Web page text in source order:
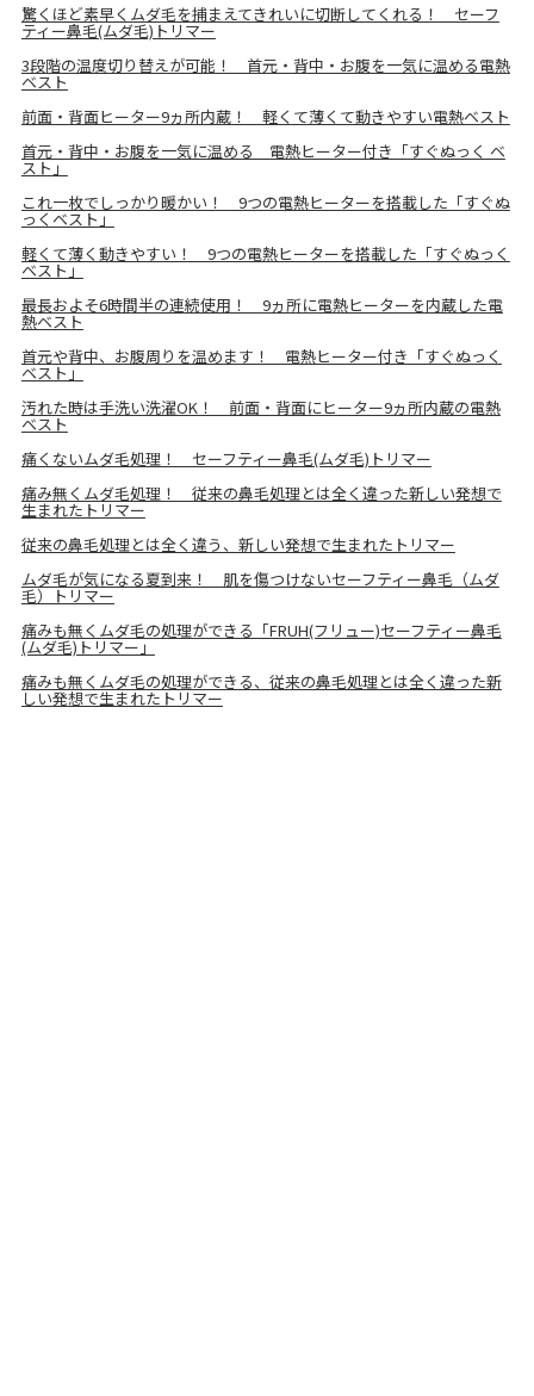
驚くほど素早くムダ毛を捕まえてきれいに切断してくれる！ セーフ
ティー鼻毛(ムダ毛)トリマー
3段階の温度切り替えが可能！ 首元・背中・お腹を一気に温める電熱
ベスト
前面・背面ヒーター9ヵ所内蔵！ 軽くて薄くて動きやすい電熱ベスト
首元・背中・お腹を一気に温める 電熱ヒーター付き「すぐぬっく ベ
スト」
これ一枚でしっかり暖かい！ 9つの電熱ヒーターを搭載した「すぐぬ
っくベスト」
軽くて薄く動きやすい！ 9つの電熱ヒーターを搭載した「すぐぬっく
ベスト」
最長およそ6時間半の連続使用！ 9ヵ所に電熱ヒーターを内蔵した電
熱ベスト
首元や背中、お腹周りを温めます！ 電熱ヒーター付き「すぐぬっく
ベスト」
汚れた時は手洗い洗濯OK！ 前面・背面にヒーター9ヵ所内蔵の電熱
ベスト
痛くないムダ毛処理！ セーフティー鼻毛(ムダ毛)トリマー
痛み無くムダ毛処理！ 従来の鼻毛処理とは全く違った新しい発想で
生まれたトリマー
従来の鼻毛処理とは全く違う、新しい発想で生まれたトリマー
ムダ毛が気になる夏到来！ 肌を傷つけないセーフティー鼻毛（ムダ
毛）トリマー
痛みも無くムダ毛の処理ができる「FRUH(フリュー)セーフティー鼻毛
(ムダ毛)トリマー」
痛みも無くムダ毛の処理ができる、従来の鼻毛処理とは全く違った新
しい発想で生まれたトリマー